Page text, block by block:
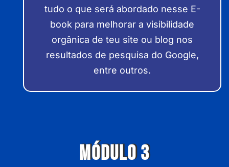
tudo o que será abordado nesse E-
book para melhorar a visibilidade
orgânica de teu site ou blog nos
resultados de pesquisa do Google,
entre outros.
MÓDULO 3